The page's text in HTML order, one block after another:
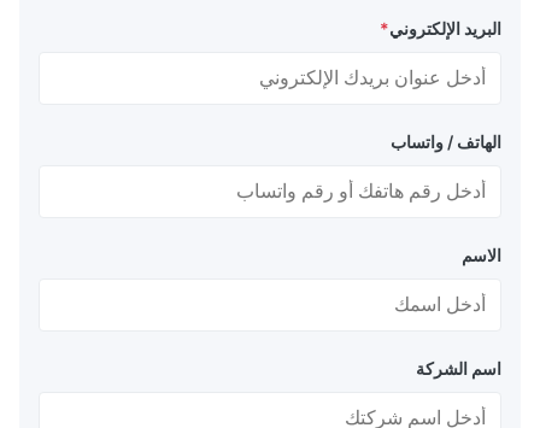
البريد الإلكتروني*
الهاتف / واتساب
اسم الشركة